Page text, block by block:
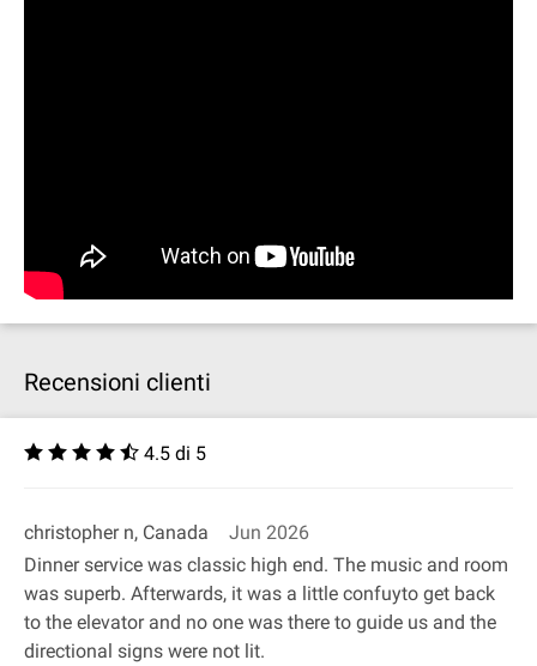
Recensioni clienti
4.5 di 5
christopher n, Canada
Jun 2026
Dinner service was classic high end. The music and room
was superb. Afterwards, it was a little confuyto get back
to the elevator and no one was there to guide us and the
directional signs were not lit.